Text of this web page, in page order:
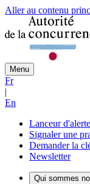
Aller au contenu
Menu
Fr
|
En
Lanceur d'alerte
Signaler une
Demander la
Newsletter
Qui sommes